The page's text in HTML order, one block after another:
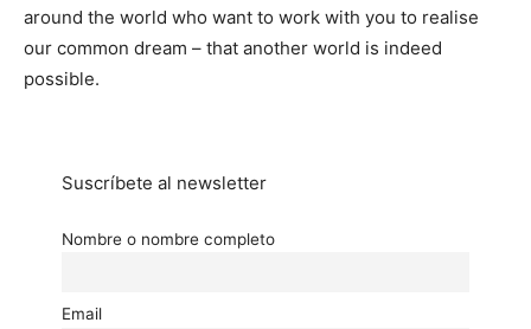
around the world who want to work with you to realise
our common dream – that another world is indeed
possible.
Suscríbete al newsletter
Nombre o nombre completo
Email